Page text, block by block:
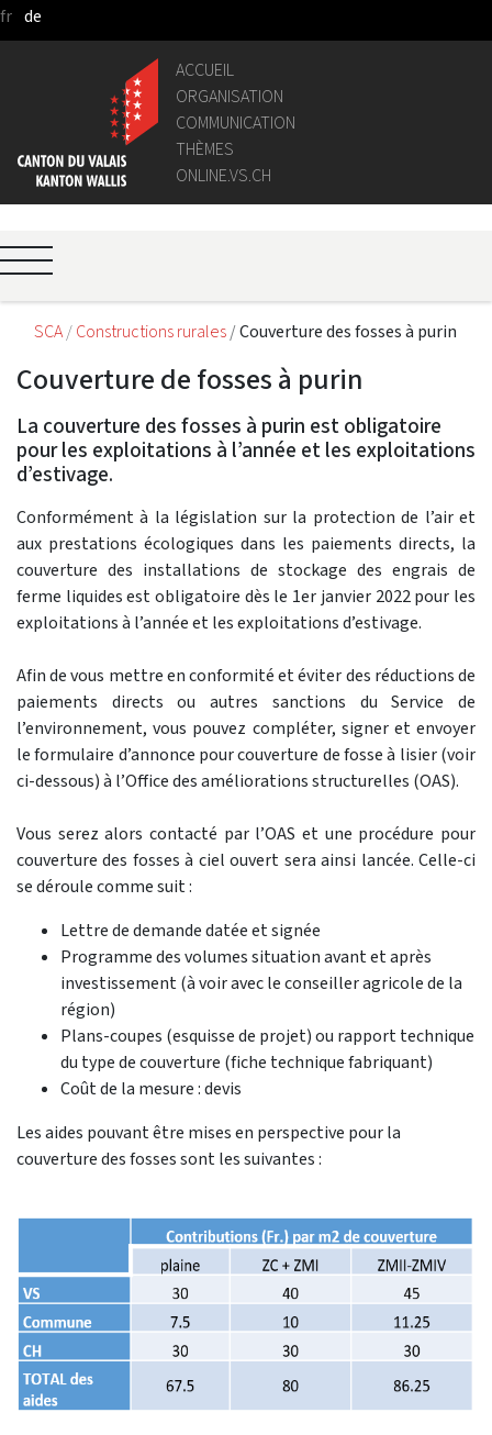
Saut au contenu principal
fr de
ACCUEIL
ORGANISATION
COMMUNICATION
THÈMES
ONLINE.VS.CH
SCA Constructions rurales Couverture des fosses à purin
Couverture de fosses à purin
La couverture des fosses à purin est obligatoire
pour les exploitations à l’année et les exploitations
d’estivage.
Conformément à la législation sur la protection de l’air et
aux prestations écologiques dans les paiements directs, la
couverture des installations de stockage des engrais de
ferme liquides est obligatoire dès le 1er janvier 2022 pour les
exploitations à l’année et les exploitations d’estivage.
Afin de vous mettre en conformité et éviter des réductions de
paiements directs ou autres sanctions du Service de
l’environnement, vous pouvez compléter, signer et envoyer
le formulaire d’annonce pour couverture de fosse à lisier (voir
ci-dessous) à l’Office des améliorations structurelles (OAS).
Vous serez alors contacté par l’OAS et une procédure pour
couverture des fosses à ciel ouvert sera ainsi lancée. Celle-ci
se déroule comme suit :
Lettre de demande datée et signée
Programme des volumes situation avant et après
investissement (à voir avec le conseiller agricole de la
région)
Plans-coupes (esquisse de projet) ou rapport technique
du type de couverture (fiche technique fabriquant)
Coût de la mesure : devis
Les aides pouvant être mises en perspective pour la
couverture des fosses sont les suivantes :